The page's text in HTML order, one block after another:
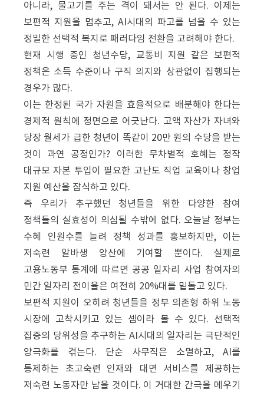
아니라, 물고기를 주는 격이 돼서는 안 된다. 이제는
보편적 지원을 멈추고, AI시대의 파고를 넘을 수 있는
정밀한 선택적 복지로 패러다임 전환을 고려해야 한다.
현재 시행 중인 청년수당, 교통비 지원 같은 보편적
정책은 소득 수준이나 구직 의지와 상관없이 집행되는
경우가 많다.
이는 한정된 국가 자원을 효율적으로 배분해야 한다는
경제적 원칙에 정면으로 어긋난다. 고액 자산가 자녀와
당장 월세가 급한 청년이 똑같이 20만 원의 수당을 받는
것이 과연 공정인가? 이러한 무차별적 호혜는 정작
대규모 자본 투입이 필요한 고난도 직업 교육이나 창업
지원 예산을 잠식하고 있다.
즉 우리가 추구했던 청년들을 위한 다양한 참여
정책들의 실효성이 의심될 수밖에 없다. 오늘날 정부는
수혜 인원수를 늘려 정책 성과를 홍보하지만, 이는
저숙련 알바생 양산에 기여할 뿐이다. 실제로
고용노동부 통계에 따르면 공공 일자리 사업 참여자의
민간 일자리 전이율은 여전히 20%대를 밑돌고 있다.
보편적 지원이 오히려 청년들을 정부 의존형 하위 노동
시장에 고착시키고 있는 셈이라 볼 수 있다. 선택적
집중의 당위성을 추구하는 AI시대의 일자리는 극단적인
양극화를 겪는다. 단순 사무직은 소멸하고, AI를
통제하는 초고숙련 인재와 대면 서비스를 제공하는
저숙련 노동자만 남을 것이다. 이 거대한 간극을 메우기